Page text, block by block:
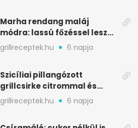
Marha rendang maláj
módra: lassú főzéssel lesz
igazán szaftos
grillreceptek.hu 6 napja
Szicíliai pillangózott
grillcsirke citrommal és
oregánóval
grillreceptek.hu 6 napja